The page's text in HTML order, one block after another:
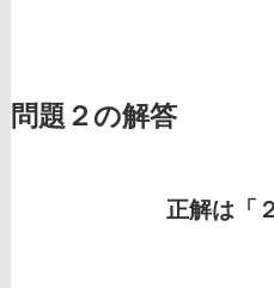
問題２の解答
正解は「